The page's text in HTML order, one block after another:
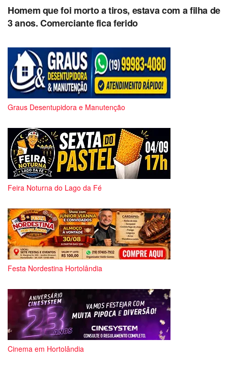
Homem que foi morto a tiros, estava com a filha de
3 anos. Comerciante fica ferido
Graus Desentupidora e Manutenção
Feira Noturna do Lago da Fé
Festa Nordestina Hortolândia
Cinema em Hortolândia